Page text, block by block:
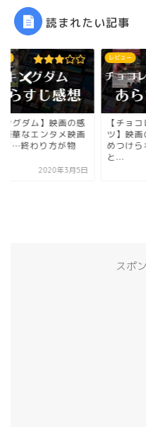
読まれたい記事
ングダム】映画の感
豪華なエンタメ映画
ど…終わり方が物
2020年3月5日
レビュー
【チョ
ツ】映画
めつけら
と...
スポ